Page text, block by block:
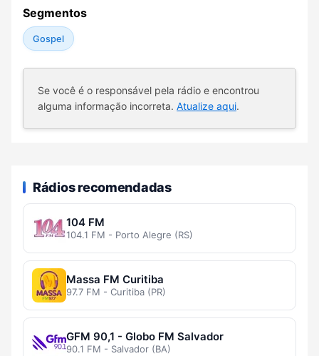
Segmentos
Gospel
Se você é o responsável pela rádio e encontrou
alguma informação incorreta. Atualize aqui.
Rádios recomendadas
104 FM
104.1 FM - Porto Alegre (RS)
Massa FM Curitiba
97.7 FM - Curitiba (PR)
GFM 90,1 - Globo FM Salvador
90.1 FM - Salvador (BA)